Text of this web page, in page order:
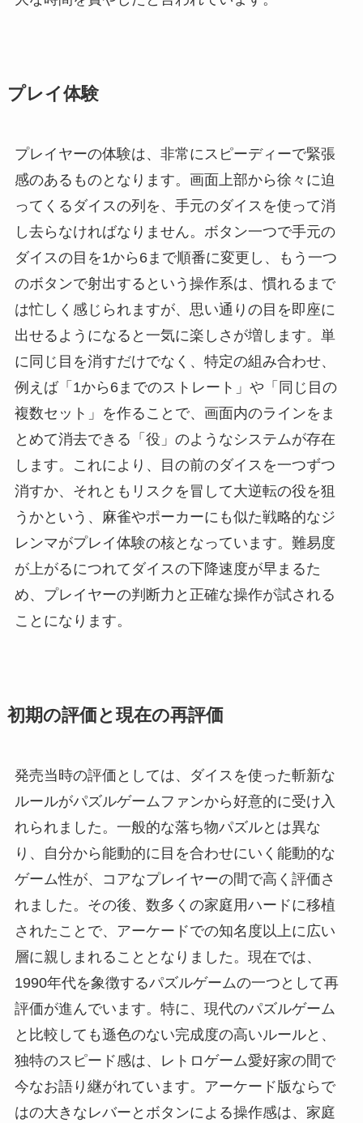
プレイ体験
プレイヤーの体験は、非常にスピーディーで緊張
感のあるものとなります。画面上部から徐々に迫
ってくるダイスの列を、手元のダイスを使って消
し去らなければなりません。ボタン一つで手元の
ダイスの目を1から6まで順番に変更し、もう一つ
のボタンで射出するという操作系は、慣れるまで
は忙しく感じられますが、思い通りの目を即座に
出せるようになると一気に楽しさが増します。単
に同じ目を消すだけでなく、特定の組み合わせ、
例えば「1から6までのストレート」や「同じ目の
複数セット」を作ることで、画面内のラインをま
とめて消去できる「役」のようなシステムが存在
します。これにより、目の前のダイスを一つずつ
消すか、それともリスクを冒して大逆転の役を狙
うかという、麻雀やポーカーにも似た戦略的なジ
レンマがプレイ体験の核となっています。難易度
が上がるにつれてダイスの下降速度が早まるた
め、プレイヤーの判断力と正確な操作が試される
ことになります。
初期の評価と現在の再評価
発売当時の評価としては、ダイスを使った斬新な
ルールがパズルゲームファンから好意的に受け入
れられました。一般的な落ち物パズルとは異な
り、自分から能動的に目を合わせにいく能動的な
ゲーム性が、コアなプレイヤーの間で高く評価さ
れました。その後、数多くの家庭用ハードに移植
されたことで、アーケードでの知名度以上に広い
層に親しまれることとなりました。現在では、
1990年代を象徴するパズルゲームの一つとして再
評価が進んでいます。特に、現代のパズルゲーム
と比較しても遜色のない完成度の高いルールと、
独特のスピード感は、レトロゲーム愛好家の間で
今なお語り継がれています。アーケード版ならで
はの大きなレバーとボタンによる操作感は、家庭